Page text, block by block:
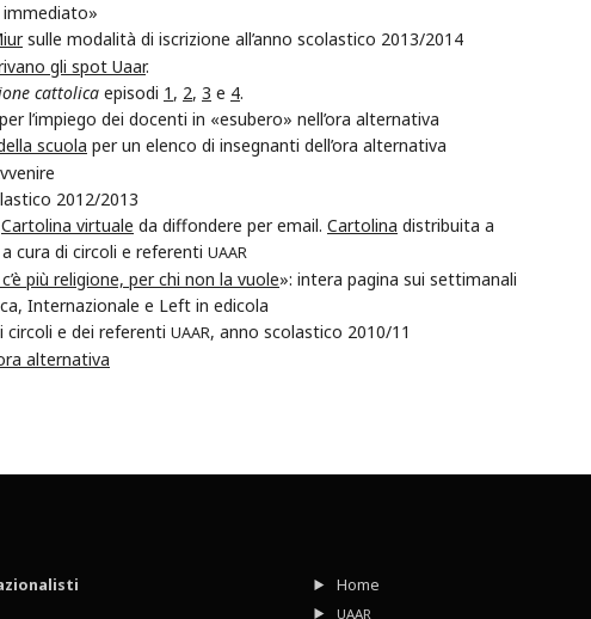
sulle modalità di iscrizione all’anno scolastico 2013/2014
gli spot Uaar.
cattolica episodi 1 , 2, 3 e 4.
per l’impiego dei docenti in «esubero» nell’ora alternativa
scuola per un elenco di insegnanti dell’ora alternativa
2012/2013
Cartolina virtuale da diffondere per email. Cartolina distribuita a
cura di circoli e referenti UAAR
più religione, per chi non la vuole»: intera pagina sui settimanali
Internazionale e Left in edicola
circoli e dei referenti UAAR, anno scolastico 2010/11
alternativa
Home
UAAR